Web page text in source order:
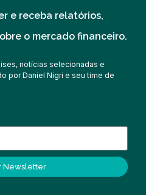
e receba relatórios,
o mercado financeiro.
notícias selecionadas e
por Daniel Nigri e seu time de
Newsletter